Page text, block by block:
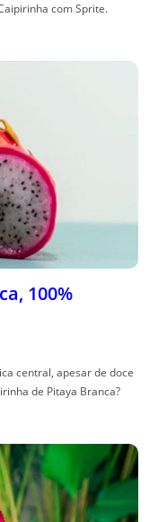
com Sprite.
100%
central, apesar de doce
de Pitaya Branca?